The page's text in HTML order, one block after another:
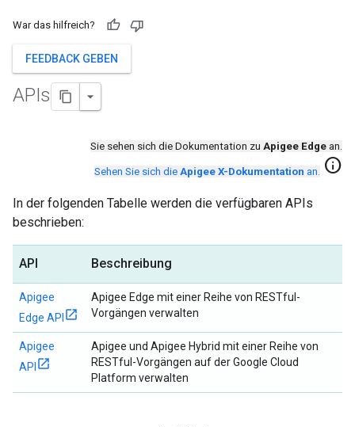
War das hilfreich?
FEEDBACK GEBEN
APIs
Sie sehen sich die Dokumentation zu Apigee Edge an.
Sehen Sie sich die Apigee X-Dokumentation an. info
In der folgenden Tabelle werden die verfügbaren APIs
beschrieben:
API Beschreibung
Apigee
Edge API
Apigee Edge mit einer Reihe von RESTful-
Vorgängen verwalten
Apigee
API
Apigee und Apigee Hybrid mit einer Reihe von
RESTful-Vorgängen auf der Google Cloud
Platform verwalten